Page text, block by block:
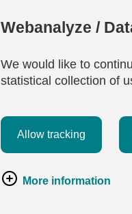
Webanalyze /
We would like to
statistical collection of
Allow tracking
More information